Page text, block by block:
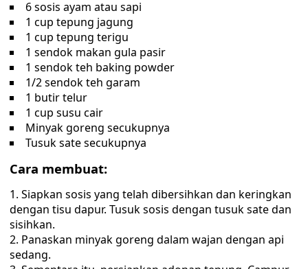
6 sosis ayam atau sapi
1 cup tepung jagung
1 cup tepung terigu
1 sendok makan gula pasir
1 sendok teh baking powder
1/2 sendok teh garam
1 butir telur
1 cup susu cair
Minyak goreng secukupnya
Tusuk sate secukupnya
Cara membuat:
Siapkan sosis yang telah dibersihkan dan keringkan
dengan tisu dapur. Tusuk sosis dengan tusuk sate dan
sisihkan.
Panaskan minyak goreng dalam wajan dengan api
sedang.